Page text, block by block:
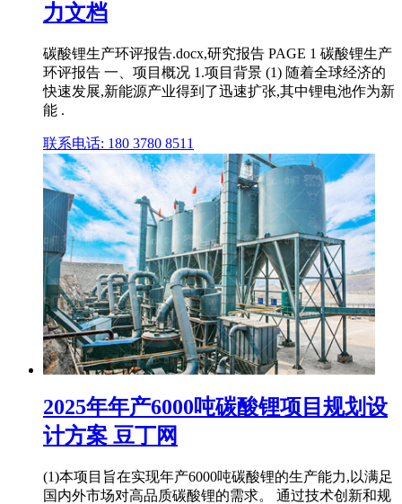
力文档
碳酸锂生产环评报告.docx,研究报告 PAGE 1 碳酸锂生产
环评报告 一、项目概况 1.项目背景 (1) 随着全球经济的
快速发展,新能源产业得到了迅速扩张,其中锂电池作为新
能 .
联系电话: 180 3780 8511
2025年年产6000吨碳酸锂项目规划设
计方案 豆丁网
(1)本项目旨在实现年产6000吨碳酸锂的生产能力,以满足
国内外市场对高品质碳酸锂的需求。 通过技术创新和规